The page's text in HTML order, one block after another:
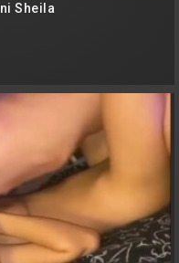
Sheila